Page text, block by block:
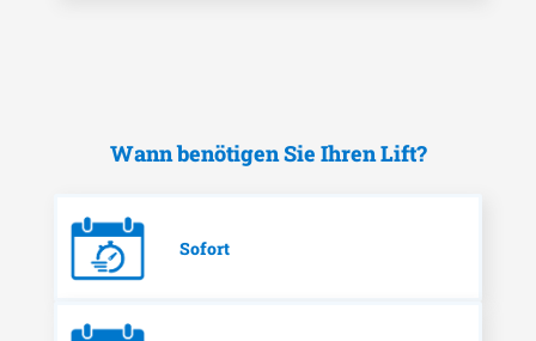
Wann benötigen Sie Ihren Lift?
Sofort